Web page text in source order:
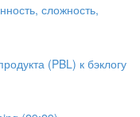
сложность,
(PBL) к бэклогу